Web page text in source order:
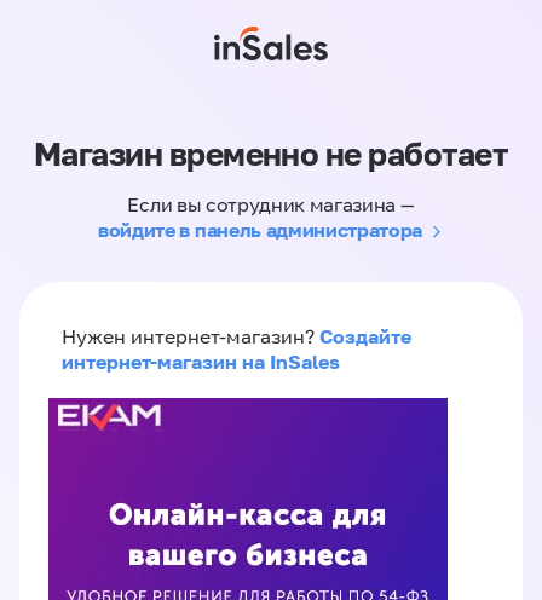
Магазин временно не работает
Если вы сотрудник магазина —
войдите в панель администратора
Нужен интернет-магазин? Создайте
интернет-магазин на InSales